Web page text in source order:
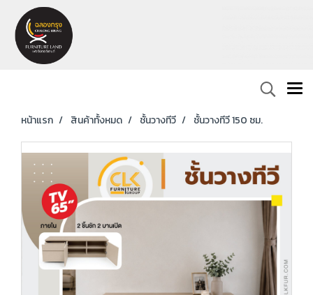
หน้าแรก สินค้าทั้งหมด ชั้นวางทีวี ชั้นวางทีวี 150 ซม.